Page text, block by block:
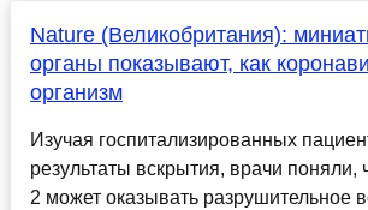
Nature (Великобритания):
органы показывают, как
организм
Изучая госпитализированных
результаты вскрытия, врачи поняли,
2 может оказывать разрушительное